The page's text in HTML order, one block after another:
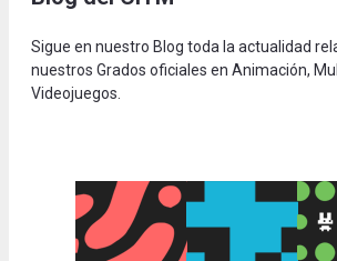
Sigue en nuestro Blog toda la actualidad
nuestros Grados oficiales en Animación,
Videojuegos.